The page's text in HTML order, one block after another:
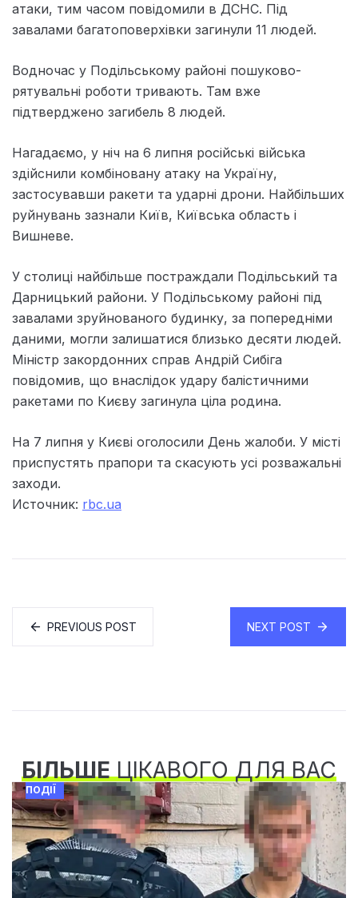
атаки, тим часом повідомили в ДСНС. Під
завалами багатоповерхівки загинули 11 людей.
Водночас у Подільському районі пошуково-
рятувальні роботи тривають. Там вже
підтверджено загибель 8 людей.
Нагадаємо, у ніч на 6 липня російські війська
здійснили комбіновану атаку на Україну,
застосувавши ракети та ударні дрони. Найбільших
руйнувань зазнали Київ, Київська область і
Вишневе.
У столиці найбільше постраждали Подільський та
Дарницький райони. У Подільському районі під
завалами зруйнованого будинку, за попередніми
даними, могли залишатися близько десяти людей.
Міністр закордонних справ Андрій Сибіга
повідомив, що внаслідок удару балістичними
ракетами по Києву загинула ціла родина.
На 7 липня у Києві оголосили День жалоби. У місті
приспустять прапори та скасують усі розважальні
заходи.
Источник: rbc.ua
PREVIOUS POST NEXT POST
БІЛЬШЕЦІКАВОГО ДЛЯ ВАС
ПОДІЇ